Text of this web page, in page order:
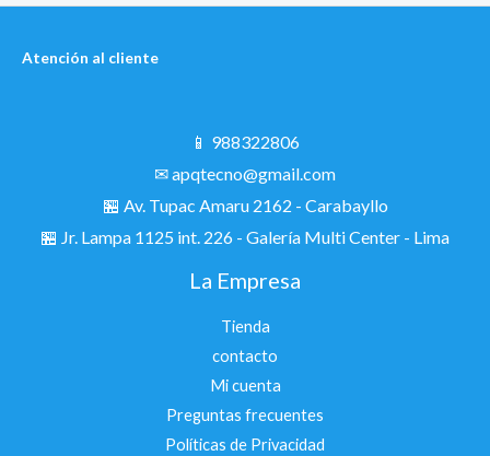
Atención al cliente
📱 988322806
✉ apqtecno@gmail.com
🏪 Av. Tupac Amaru 2162 - Carabayllo
🏪 Jr. Lampa 1125 int. 226 - Galería Multi Center - Lima
La Empresa
Tienda
contacto
Mi cuenta
Preguntas frecuentes
Políticas de Privacidad